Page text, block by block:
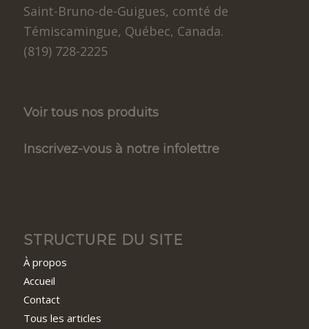
Saint-Bruno-de-Guigues, comté de
Témiscamingue, Québec, Canada.
(819) 728-2225
Voir tous nos produits
Inscrivez-vous à notre infolettre
STRUCTURE DU SITE
À propos
Accueil
Contact
Tous les articles